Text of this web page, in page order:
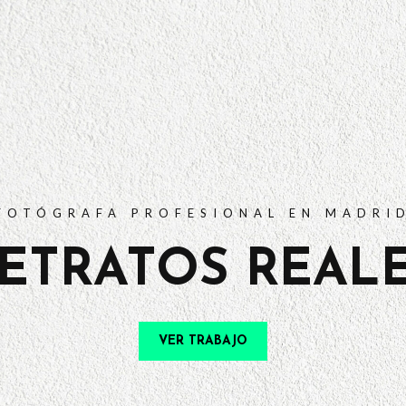
TARIFAS
PREGUNTAS FRECUENTES
CONTACTO
PROFESIONAL EN
VER TRABAJO